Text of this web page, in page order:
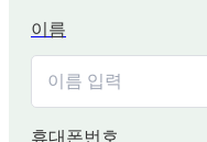
이름
휴대폰번호